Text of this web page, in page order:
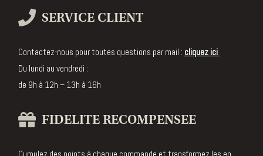
SERVICE CLIENT
Contactez-nous pour toutes questions par mail : cliquez ici
Du lundi au vendredi :
de 9h à 12h – 13h à 16h
FIDELITE RECOMPENSEE